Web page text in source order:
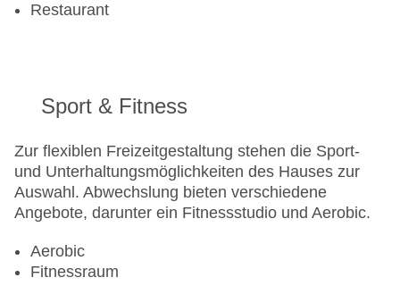
Restaurant
Sport & Fitness
Zur flexiblen Freizeitgestaltung stehen die Sport-
und Unterhaltungsmöglichkeiten des Hauses zur
Auswahl. Abwechslung bieten verschiedene
Angebote, darunter ein Fitnessstudio und Aerobic.
Aerobic
Fitnessraum